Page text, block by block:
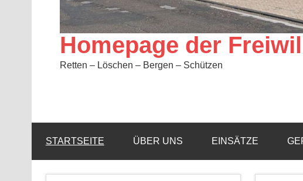
Homepage der
Retten – Löschen – Bergen – Schützen
STARTSEITE ÜBER UNS EINSÄTZE